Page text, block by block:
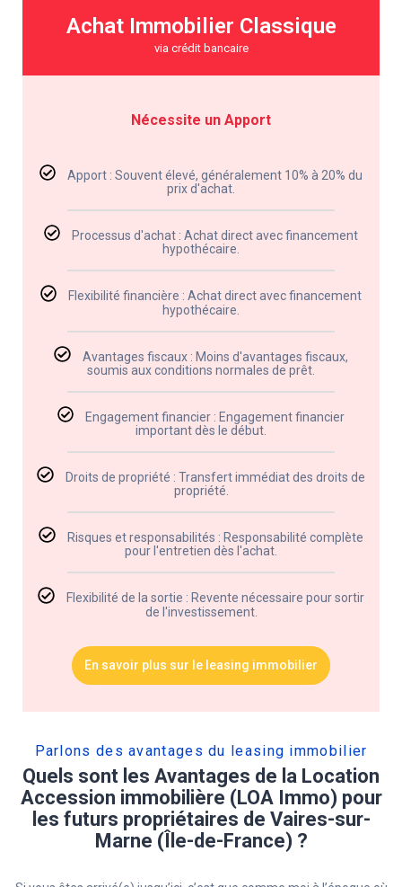
Achat Immobilier Classique
via crédit bancaire
Nécessite un Apport
Apport : Souvent élevé, généralement 10% à 20% du
prix d'achat.
Processus d'achat : Achat direct avec financement
hypothécaire.
Flexibilité financière : Achat direct avec financement
hypothécaire.
Avantages fiscaux : Moins d'avantages fiscaux,
soumis aux conditions normales de prêt.
Engagement financier : Engagement financier
important dès le début.
Droits de propriété : Transfert immédiat des droits de
propriété.
Risques et responsabilités : Responsabilité complète
pour l'entretien dès l'achat.
Flexibilité de la sortie : Revente nécessaire pour sortir
de l'investissement.
En savoir plus sur le leasing immobilier
Parlons des avantages du leasing immobilier​
Quels sont les Avantages de la Location
Accession immobilière (LOA Immo) pour
les futurs propriétaires de Vaires-sur-
Marne (Île-de-France) ?